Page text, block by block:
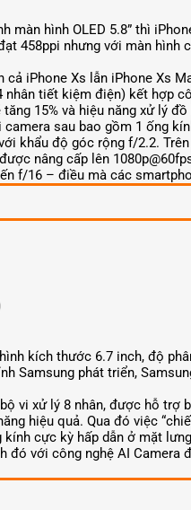
màn hình OLED 5.8” thì
458ppi nhưng với màn
iPhone Xs lẫn iPhone Xs
nhân tiết kiệm điện) kết hợp
15% và hiệu năng xử lý
sau bao gồm 1 ống
khẩu độ góc rộng f/2.2.
nâng cấp lên
f/16 – điều mà các
kích thước 6.7 inch, độ
Samsung phát triển,
vi xử lý 8 nhân, được hỗ
hiệu quả. Qua đó việc
kính cực kỳ hấp dẫn ở mặt
đó với công nghệ AI